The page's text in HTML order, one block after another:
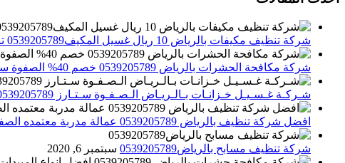
شركة تنظيف مكيفات بالرياض 10 ريال غسيل المكيف0539205789 تنظيف الوحدات الداخلية والخارجية
شركة مكافحة الحشرات بالرياض 0539205789 خصم 40% الصفوة ستارز لاباده الحشرات والقوارض
شـركـة غـسـيـل خـزانـات بـالـريـاض الـصـفـوة سـتـارز 0539205789
افضل شركة تنظيف بالرياض 0539205789 عمالة مدربة معتمده الصفوة ستارز
شركة تنظيف مسابح بالرياض0539205789 سبتمبر 6, 2020